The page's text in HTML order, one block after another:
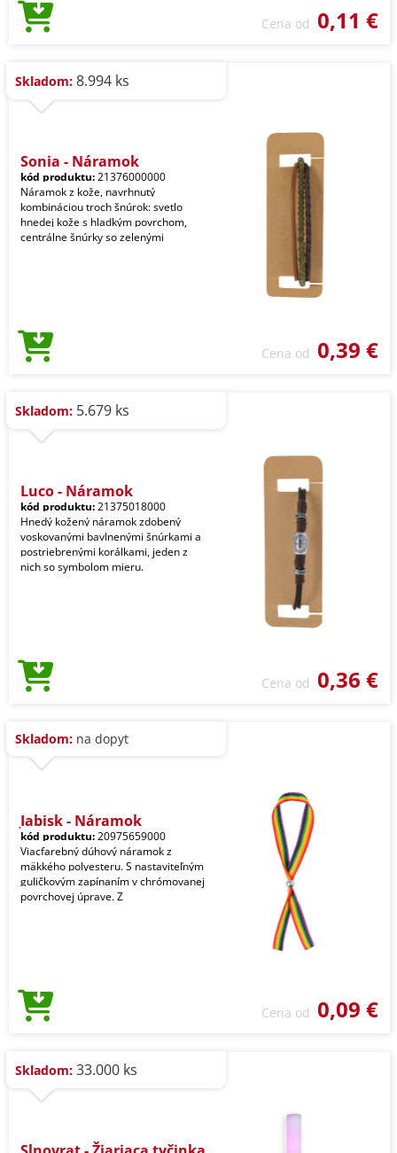
Cena od 0,11 €
Skladom: 8.994 ks
Sonja - Náramok
kód produktu:21376000000
Náramok z kože, navrhnutý
kombináciou troch šnúrok: svetlo
hnedej kože s hladkým povrchom,
centrálne šnúrky so zelenými
Cena od 0,39 €
Skladom: 5.679 ks
Luco - Náramok
kód produktu:21375018000
Hnedý kožený náramok zdobený
voskovanými bavlnenými šnúrkami a
postriebrenými korálkami, jeden z
nich so symbolom mieru.
Cena od 0,36 €
Skladom: na dopyt
Jabisk - Náramok
kód produktu:20975659000
Viacfarebný dúhový náramok z
mäkkého polyesteru. S nastaviteľným
guličkovým zapínaním v chrómovanej
povrchovej úprave. Z
Cena od 0,09 €
Skladom: 33.000 ks